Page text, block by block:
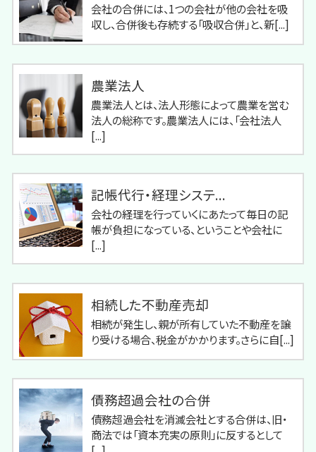
会社の合併には、1つの会社が他の会社を吸
収し、合併後も存続する「吸収合併」と、新[...]
農業法人
農業法人とは、法人形態によって農業を営む
法人の総称です。農業法人には、「会社法人
[...]
記帳代行・経理システ...
会社の経理を行っていくにあたって毎日の記
帳が負担になっている、ということや会社に
[...]
相続した不動産売却
相続が発生し、親が所有していた不動産を譲
り受ける場合、税金がかかります。さらに自[...]
債務超過会社の合併
債務超過会社を消滅会社とする合併は、旧・
商法では「資本充実の原則」に反するとして